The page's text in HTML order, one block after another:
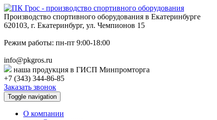
Производство спортивного оборудования в Екатеринбурге
620103, г. Екатеринбург, ул. Чемпионов 15
Режим работы: пн-пт 9:00-18:00
info@pkgros.ru
наша продукция в ГИСП Минпромторга
+7 (343) 344-86-85
Заказать звонок
Toggle navigation
О компании